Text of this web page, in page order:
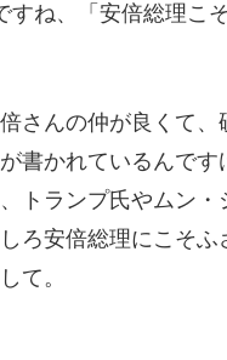
ね、「安倍総理こ
さんの仲が良くて、
書かれているんです
トランプ氏やムン
ろ安倍総理にこそふ
て。